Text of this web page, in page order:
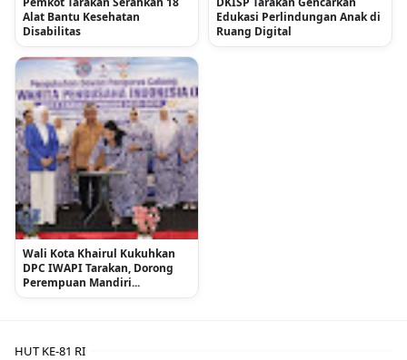
Alat Bantu Kesehatan
Disabilitas
Edukasi Perlindungan Anak di
Ruang Digital
Wali Kota Khairul Kukuhkan
DPC IWAPI Tarakan, Dorong
Perempuan Mandiri...
HUT KE-81 RI